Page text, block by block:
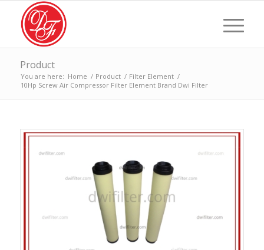
Product
You are here: Home / Product / Filter Element /
10Hp Screw Air Compressor Filter Element Brand Dwi Filter